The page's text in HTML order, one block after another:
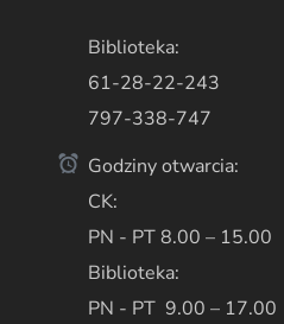
Biblioteka:
61-28-22-243
797-338-747
Godziny otwarcia:
CK:
PN - PT 8.00 – 15.00
Biblioteka:
PN - PT 9.00 – 17.00